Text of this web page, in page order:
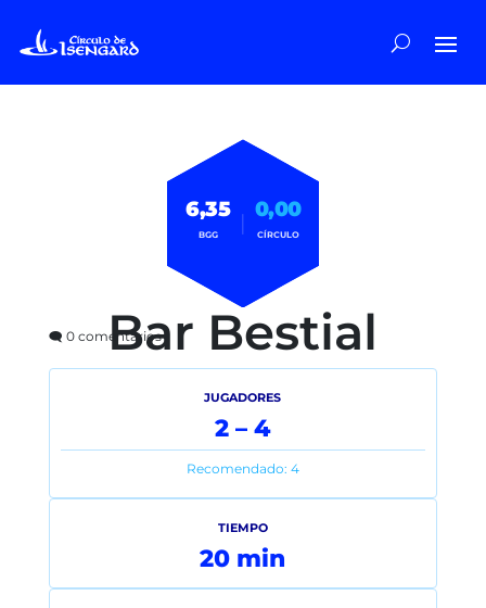
6,35
BGG |
0,00
CÍRCULO
Bar Bestial
🗨️ 0 comentarios
JUGADORES
2 – 4
Recomendado: 4
TIEMPO
20 min